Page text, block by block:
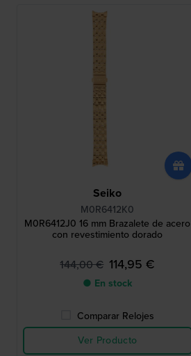
Seiko
M0R6412K0
M0R6412J0 16 mm Brazalete de acero
con revestimiento dorado
144,00 € 114,95 €
● En stock
Comparar Relojes
Ver Producto